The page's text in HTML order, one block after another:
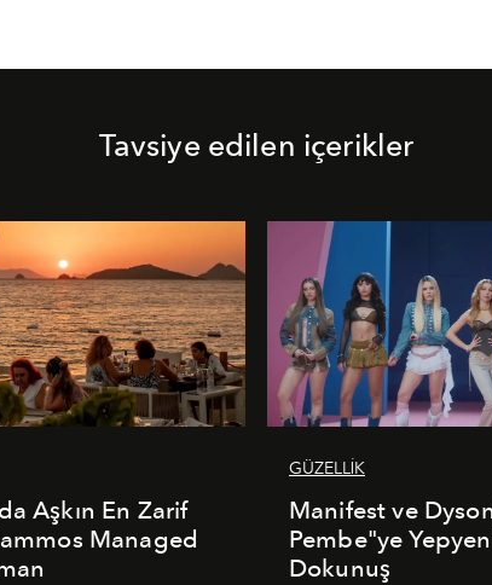
Tavsiye edilen içerikler
Aşkın En Zarif
Managed
GÜZELLİK
Manifest ve
Pembe"ye
Dokunuş